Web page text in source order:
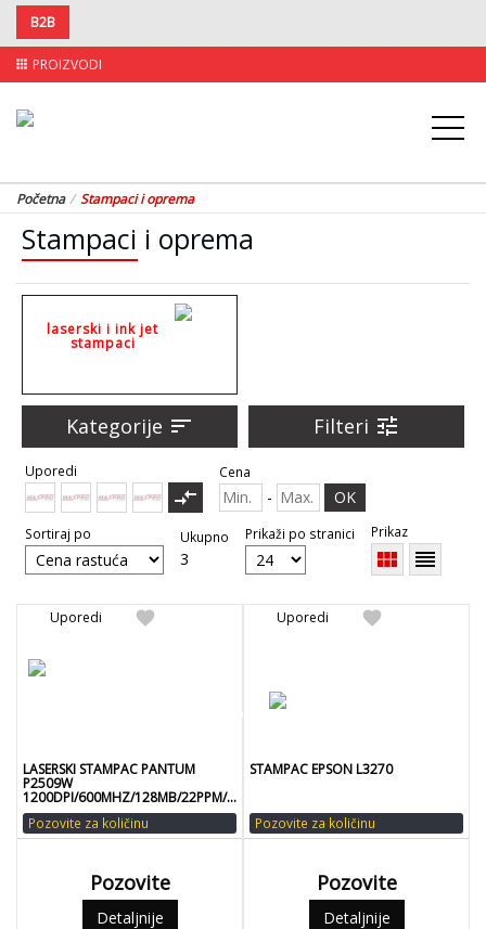
B2B
apps PROIZVODI
Početna Stampaci i oprema
Stampaci i oprema
laserski i ink jet
stampaci
Kategorije sort Filteri tune
Uporedi
compare_arrows
Cena
- OK
Sortiraj po Ukupno
3
Prikaži po stranici Prikaz
view_module reorder
favorite
Uporedi
LASERSKI STAMPAC PANTUM
P2509W
1200DPI/600MHZ/128MB/22PPM/USB
2.0/WIFI
Pozovite za količinu
Pozovite
Detaljnije
favorite
Uporedi
STAMPAC EPSON L3270
Pozovite za količinu
Pozovite
Detaljnije